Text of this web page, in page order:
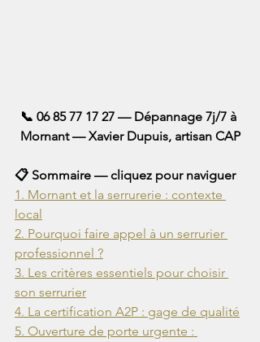
📞 06 85 77 17 27 — Dépannage 7j/7 à
Mornant — Xavier Dupuis, artisan CAP
1. Mornant et la serrurerie : contexte
2. Pourquoi faire appel à un serrurier
3. Les critères essentiels pour choisir
5. Ouverture de porte urgente :